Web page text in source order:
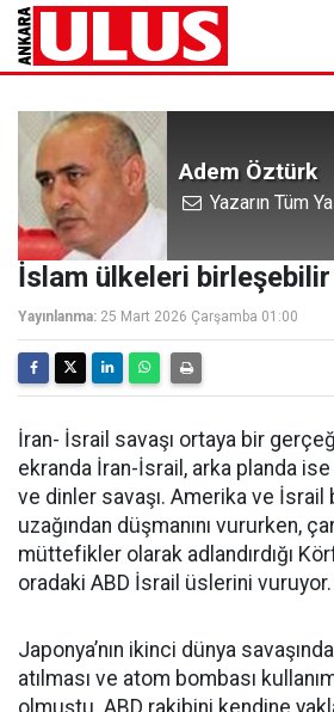
Adem Öztürk
Yazarın Tüm
İslam ülkeleri
Yayınlanma: 25 Mart 2026 Çarşamba 01:00
İran- İsrail savaşı ortaya bir
ekranda İran-İsrail, arka planda ise
ve dinler savaşı. Amerika ve İsrail
uzağından düşmanını vururken,
müttefikler olarak adlandırdığı
oradaki ABD İsrail üslerini vuruyor.
Japonya’nın ikinci dünya
atılması ve atom bombası
olmuştu. ABD rakibini kendine